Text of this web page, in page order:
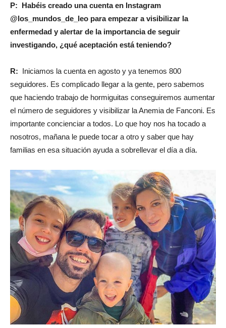
P: Habéis creado una cuenta en Instagram
@los_mundos_de_leo para empezar a visibilizar la
enfermedad y alertar de la importancia de seguir
investigando, ¿qué aceptación está teniendo?
R: Iniciamos la cuenta en agosto y ya tenemos 800
seguidores. Es complicado llegar a la gente, pero sabemos
que haciendo trabajo de hormiguitas conseguiremos aumentar
el número de seguidores y visibilizar la Anemia de Fanconi. Es
importante concienciar a todos. Lo que hoy nos ha tocado a
nosotros, mañana le puede tocar a otro y saber que hay
familias en esa situación ayuda a sobrellevar el día a día.